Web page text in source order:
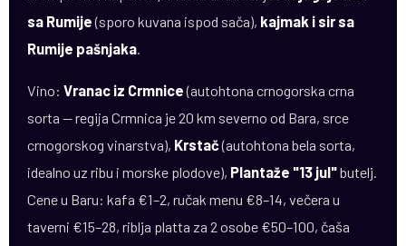
sa Rumije(sporo kuvana ispod sača), kajmak i sir sa
Rumije pašnjaka.
Vino: Vranac iz Crmnice(autohtona crnogorska crna
sorta — regija Crmnica je 20 km severno od Bara, srce
crnogorskog vinarstva), Krstač(autohtona bela sorta,
idealno uz ribu i morske plodove), Plantaže "13 jul"butelj.
Cene u Baru: kafa €1–2, ručak menu €8–14, večera u
taverni €15–28, riblja platta za 2 osobe €50–100, čaša